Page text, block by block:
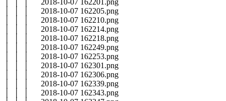
│ │ │ 2018-10-07 162201.png
│ │ │ 2018-10-07 162205.png
│ │ │ 2018-10-07 162210.png
│ │ │ 2018-10-07 162214.png
│ │ │ 2018-10-07 162218.png
│ │ │ 2018-10-07 162249.png
│ │ │ 2018-10-07 162253.png
│ │ │ 2018-10-07 162301.png
│ │ │ 2018-10-07 162306.png
│ │ │ 2018-10-07 162339.png
│ │ │ 2018-10-07 162343.png